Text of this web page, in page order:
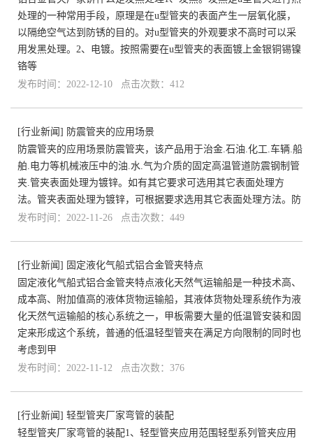
处理的一种常用手段，原理是在u型管夹的表面产生一层氧化膜，
以隔绝空气达到防锈的目的。对u型管夹的外观要求不高时可以采
用发黑处理。2、电镀。按照需要在u型管夹的表面镀上金银铜锡镍
铬等
发布时间：2022-12-10 点击次数：412
[行业新闻 ] 防震管夹的应用场景
防震管夹的应用场景防震管夹，该产品用于治金.石油.化工.车辆.船
舶.电力等机械液压中的油.水.气为介质的固定高温管道防震钢制管
夹.管夹表面处理为镀锌。如有其它要求可选用其它表面处理方
法。管夹表面处理为镀锌，可根据要求选用其它表面处理方法。防
发布时间：2022-11-26 点击次数：449
[行业新闻 ] 固定液化气船式铝合金管夹特点
固定液化气船式铝合金管夹特点液化天然气运输船是一种技术高、
成本高、附加值高的液体货物运输船，其液体货物处理系统作为液
化天然气运输船的核心系统之一，甲板需要大量的低温管安装和固
定来形成这个系统，普通的低温轻型管夹在满足方向限制的同时也
考虑到甲
发布时间：2022-11-12 点击次数：376
[行业新闻 ] 轻型管夹厂家弯管的装配
轻型管夹厂家弯管的装配1、轻型管夹应用范围轻型系列管夹应用